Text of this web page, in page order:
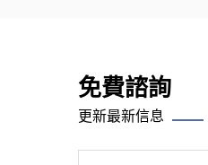
免費諮詢
更新最新信息